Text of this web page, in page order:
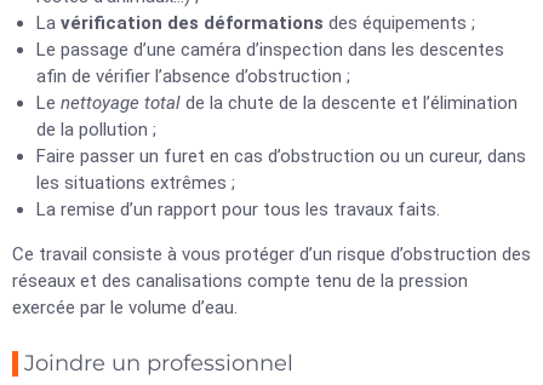
La vérification des déformations des équipements ;
Le passage d’une caméra d’inspection dans les descentes
afin de vérifier l’absence d’obstruction ;
Le nettoyage total de la chute de la descente et l’élimination
de la pollution ;
Faire passer un furet en cas d’obstruction ou un cureur, dans
les situations extrêmes ;
La remise d’un rapport pour tous les travaux faits.
Ce travail consiste à vous protéger d’un risque d’obstruction des
réseaux et des canalisations compte tenu de la pression
exercée par le volume d’eau.
Joindre un professionnel